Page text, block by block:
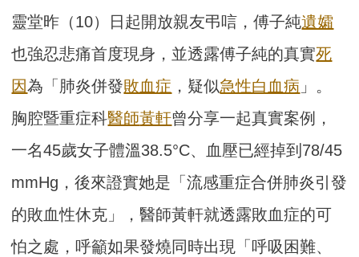
靈堂昨（10）日起開放親友弔唁，傅子純遺孀
也強忍悲痛首度現身，並透露傅子純的真實死
因為「肺炎併發敗血症 ，疑似急性白血病 」。
胸腔暨重症科醫師黃軒曾分享一起真實案例，
一名45歲女子體溫38.5°C、血壓已經掉到78/45
mmHg，後來證實她是「流感重症合併肺炎引發
的敗血性休克」，醫師黃軒就透露敗血症的可
怕之處，呼籲如果發燒同時出現「呼吸困難、